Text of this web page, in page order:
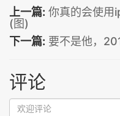
上一篇: 你真的会使用
(图)
下一篇: 要不是他，
评论